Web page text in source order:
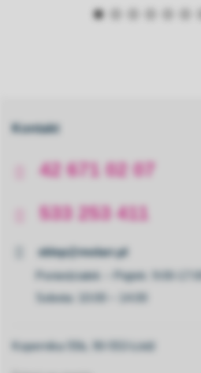
Kontakt
42 671 02 07
533 253 411
sklep@molarr.pl
Poniedziałek – Piątek: 9:00-17:00
Sobota: 10:00 – 14:00
Kopernika 55b, 90-553 Łódź